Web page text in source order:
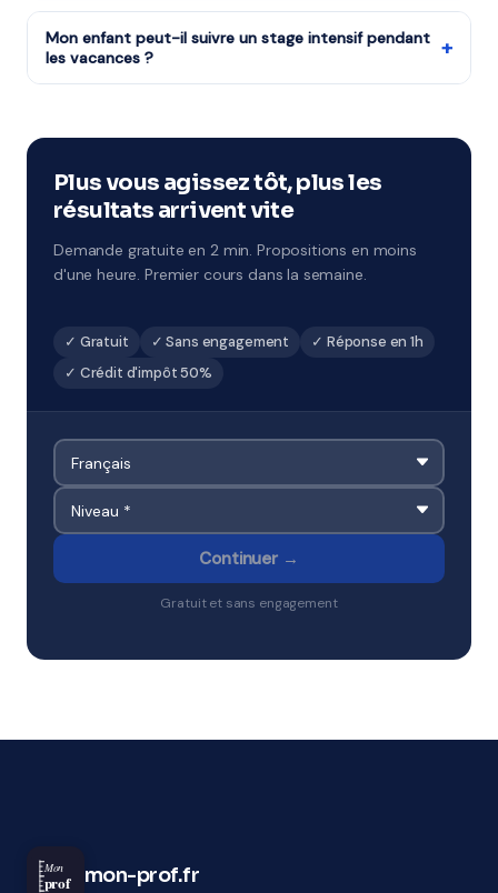
crédit d'impôt est disponible dès le premier cours.
Tous les niveaux : CP au CM2, 6ème à 3ème, Seconde à
Terminale, études supérieures et adultes.
Mon enfant peut-il suivre un stage intensif pendant
les vacances ?
+
ciblé. À Douai et environs.
Plus vous agissez tôt, plus les
résultats arrivent vite
Demande gratuite en 2 min. Propositions en moins
d'une heure. Premier cours dans la semaine.
✓ Gratuit ✓ Sans engagement
✓ Réponse en 1h
✓ Crédit d'impôt 50%
Continuer →
Gratuit et sans engagement
Mon
prof mon-prof.fr